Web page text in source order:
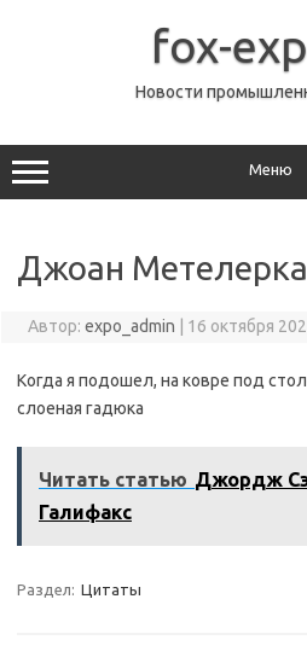
fox-
Новости
Меню
Джоан
Автор: expo_admin 16 октября
Когда я подошел, на ковре под
слоеная гадюка
Читать статью Джордж
Галифакс
Раздел: Цитаты